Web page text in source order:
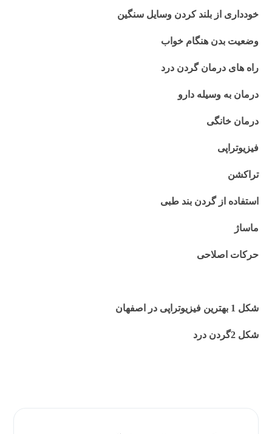
خودداری از بلند کردن وسایل سنگین
وضعیت بدن هنگام خواب
راه های درمان گردن درد
درمان به وسیله دارو
درمان خانگی
فیزیوتراپی
تراکشن
استفاده از گردن بند طبی
ماساژ
حرکات اصلاحی
شکل 1 بهترین فیزیوتراپی در اصفهان
شکل 2گردن درد